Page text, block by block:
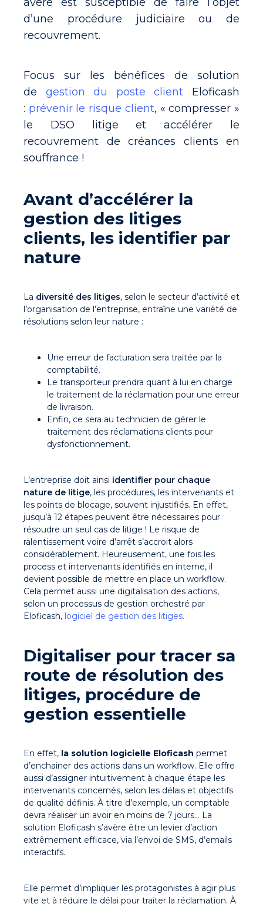
d’une procédure judiciaire ou de
recouvrement.
Focus sur les bénéfices de solution
de gestion du poste client Eloficash
: prévenir le risque client, « compresser »
le DSO litige et accélérer le
recouvrement de créances clients en
souffrance !
Avant d’accélérer la
gestion des litiges
clients, les identifier par
nature
La diversité des litiges, selon le secteur d’activité et
l’organisation de l’entreprise, entraîne une variété de
résolutions selon leur nature :
Une erreur de facturation sera traitée par la
comptabilité.
Le transporteur prendra quant à lui en charge
le traitement de la réclamation pour une erreur
de livraison.
Enfin, ce sera au technicien de gérer le
traitement des réclamations clients pour
dysfonctionnement.
L’entreprise doit ainsi identifier pour chaque
nature de litige, les procédures, les intervenants et
les points de blocage, souvent injustifiés. En effet,
jusqu’à 12 étapes peuvent être nécessaires pour
résoudre un seul cas de litige ! Le risque de
ralentissement voire d’arrêt s’accroit alors
considérablement. Heureusement, une fois les
process et intervenants identifiés en interne, il
devient possible de mettre en place un workflow.
Cela permet aussi une digitalisation des actions,
selon un processus de gestion orchestré par
Eloficash, logiciel de gestion des litiges.
Digitaliser pour tracer sa
route de résolution des
litiges, procédure de
gestion essentielle
En effet, la solution logicielle Eloficash permet
d’enchainer des actions dans un workflow. Elle offre
aussi d’assigner intuitivement à chaque étape les
intervenants concernés, selon les délais et objectifs
de qualité définis. À titre d’exemple, un comptable
devra réaliser un avoir en moins de 7 jours… La
solution Eloficash s’avère être un levier d’action
extrêmement efficace, via l’envoi de SMS, d’emails
interactifs.
Elle permet d’impliquer les protagonistes à agir plus
vite et à réduire le délai pour traiter la réclamation. À